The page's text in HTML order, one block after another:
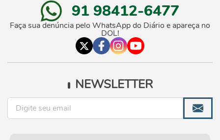
91 98412-6477
Faça sua denúncia pelo WhatsApp do Diário e apareça no
DOL!
NEWSLETTER